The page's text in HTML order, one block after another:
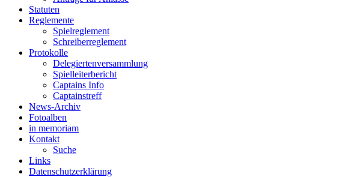
Statuten
Reglemente
Spielreglement
Schreiberreglement
Protokolle
Delegiertenversammlung
Spielleiterbericht
Captains Info
Captainstreff
News-Archiv
Fotoalben
in memoriam
Kontakt
Suche
Links
Datenschutzerklärung